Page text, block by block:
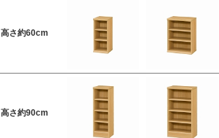
高さ約60cm
高さ約90cm